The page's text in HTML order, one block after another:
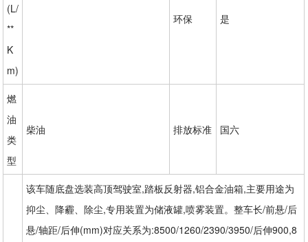
(L/
**
K
m)
环保 是
燃
油
类
型
柴油 排放标准 国六
该车随底盘选装高顶驾驶室,踏板反射器,铝合金油箱,主要用途为
抑尘、降霾、除尘,专用装置为储液罐,喷雾装置。整车长/前悬/后
悬/轴距/后伸(mm)对应关系为:8500/1260/2390/3950/后伸900,8